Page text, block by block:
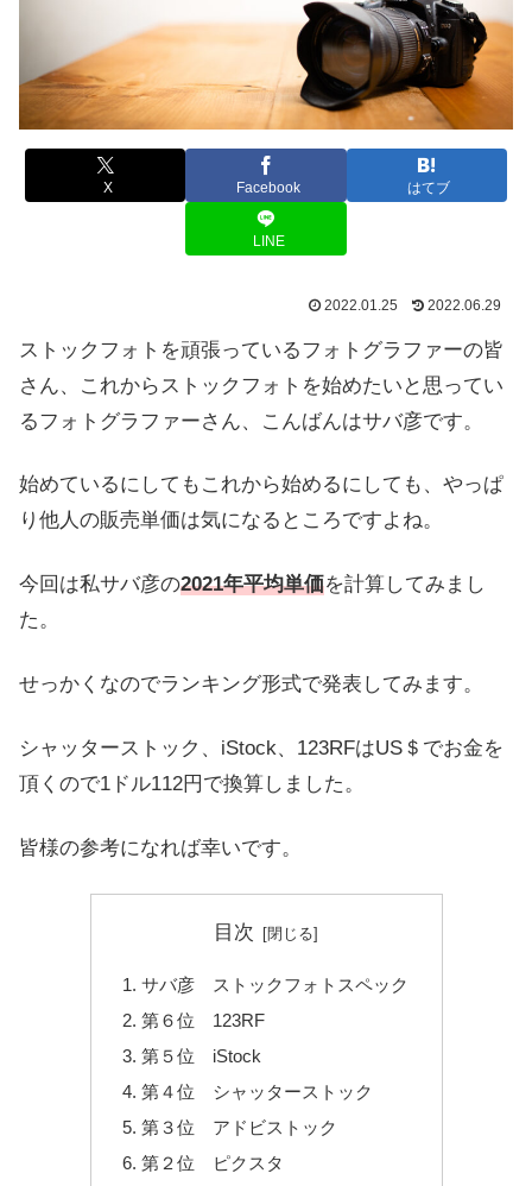
X Facebook はてブ
LINE
2022.01.25 2022.06.29
ストックフォトを頑張っているフォトグラファーの皆
さん、これからストックフォトを始めたいと思ってい
るフォトグラファーさん、こんばんはサバ彦です。
始めているにしてもこれから始めるにしても、やっぱ
り他人の販売単価は気になるところですよね。
今回は私サバ彦の2021年平均単価を計算してみまし
た。
せっかくなのでランキング形式で発表してみます。
シャッターストック、iStock、123RFはUS＄でお金を
頂くので1ドル112円で換算しました。
皆様の参考になれば幸いです。
目次
サバ彦 ストックフォトスペック
第６位 123RF
第５位 iStock
第４位 シャッターストック
第３位 アドビストック
第２位 ピクスタ